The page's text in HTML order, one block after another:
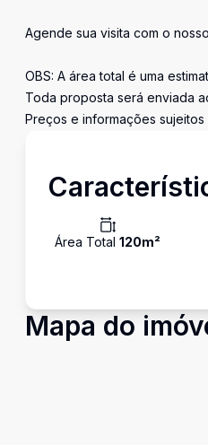
Agende sua visita com o
OBS: A área total é uma
Toda proposta será enviada
Preços e informações
Área Total 120m²
Mapa do